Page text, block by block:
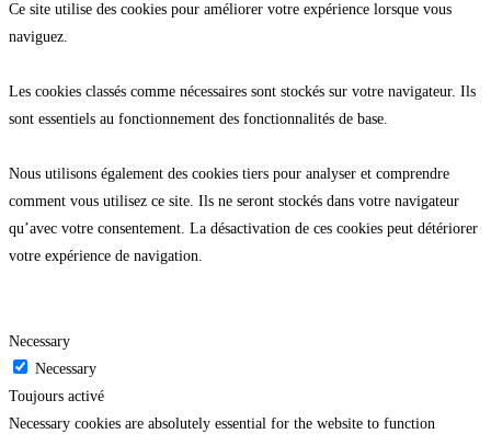
Ce site utilise des cookies pour améliorer votre expérience lorsque vous
naviguez.
Les cookies classés comme nécessaires sont stockés sur votre navigateur. Ils
sont essentiels au fonctionnement des fonctionnalités de base.
Nous utilisons également des cookies tiers pour analyser et comprendre
comment vous utilisez ce site. Ils ne seront stockés dans votre navigateur
qu’avec votre consentement. La désactivation de ces cookies peut détériorer
votre expérience de navigation.
Necessary
Necessary
Toujours activé
Necessary cookies are absolutely essential for the website to function